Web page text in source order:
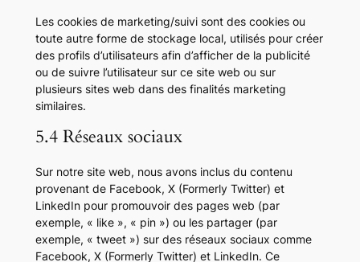
Les cookies de marketing/suivi sont des cookies ou
toute autre forme de stockage local, utilisés pour créer
des profils d’utilisateurs afin d’afficher de la publicité
ou de suivre l’utilisateur sur ce site web ou sur
plusieurs sites web dans des finalités marketing
similaires.
5.4 Réseaux sociaux
Sur notre site web, nous avons inclus du contenu
provenant de Facebook, X (Formerly Twitter) et
LinkedIn pour promouvoir des pages web (par
exemple, « like », « pin ») ou les partager (par
exemple, « tweet ») sur des réseaux sociaux comme
Facebook, X (Formerly Twitter) et LinkedIn. Ce